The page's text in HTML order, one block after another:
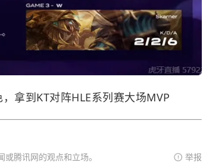
拿到KT对阵HLE系列赛大场MVP
腾讯网的观点和立场。 举报